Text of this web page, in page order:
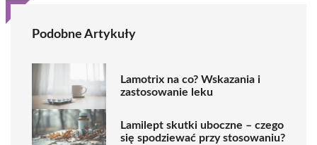
Podobne Artykuły
Lamotrix na co? Wskazania i
zastosowanie leku
Lamilept skutki uboczne – czego
się spodziewać przy stosowaniu?